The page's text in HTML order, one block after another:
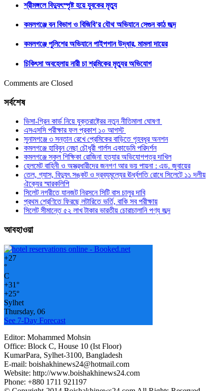
শ্রীমঙ্গলে বিদ্যুৎস্পৃষ্ট হয়ে যুবকের মৃত্যু
কমলগঞ্জে বন বিভাগ ও বিজিবি’র যৌথ অভিযানে সেগুন কাঠ জব্দ
কমলগঞ্জে পুলিশের অভিযানে পাইপগান উদ্ধার, মামলা দায়ের
চিকিৎসা অবহেলায় নারী চা শ্রমিকের মৃত্যুর অভিযোগ
Comments are Closed
সর্বশেষ
ভিসা-গ্রিন কার্ড নিয়ে যুক্তরাষ্ট্রের নতুন নীতিমালা ঘোষণা
এসএসসি পরীক্ষার ফল প্রকাশ ১০ আগস্ট
সুনামগঞ্জে ৩ সন্তান রেখে প্রেমিকের বাড়িতে গৃহবধূর অনশন
কমলগঞ্জে হাবিবুন নেছা চৌধুরী গার্লস একাডেমি পরিদর্শন
কমলগঞ্জে স্কুল শিক্ষিকা রোজিনা হত্যার অভিযোগপত্র দাখিল
হেলমেট বাহিনী ও অস্ত্রধারীদের জনগণ আর ভয় পায়না : এড. জুবায়ের
তেল, গ্যাস, বিদ্যুৎ সঙ্কট ও দ্রব্যমূল্যের ঊর্ধ্বগতি রোধে সিলেটে ১১ দলীয়
ঐক্যের স্মারকলিপি
সিলেট নগরীতে যানজট নিরসনে সিটি বাস চালুর দাবি
প্রথম শ্রেণিতে ফিরছে লটারিতে ভর্তি, বাকি সব পরীক্ষায়
সিলেট সীমান্তে ৫২ লাখ টাকার ভারতীয় চোরাচালানি পণ্য জব্দ
আবহাওয়া
+27
°
C
+31°
+25°
Sylhet
Thursday, 06
See 7-Day Forecast
Editor: Mohammed Mohsin
Office: Block C, House 10 (Ist Floor)
KumarPara, Sylhet-3100, Bangladesh
E-mail: boishakhinews24@hotmail.com
Website: http://www.boishakhinews24.com
Phone: +880 1711 921197